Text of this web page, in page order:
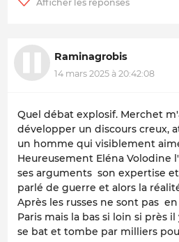
Raminagrobis
14 mars 2025 à 20:42:08
Quel débat explosif. Merchet
développer un discours creux,
un homme qui visiblement
Heureusement Eléna Volodine
ses arguments son expertise
parlé de guerre et alors la
Après les russes ne sont pas
Paris mais la bas si loin si près
se bat et tombe par milliers